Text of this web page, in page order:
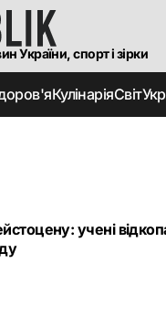
України, спорт і зірки
КулінаріяСвіт
учені